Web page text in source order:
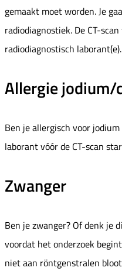
gemaakt moet worden. Je
radiodiagnostiek. De CT-
radiodiagnostisch laborant(e).
Allergie
Ben je allergisch voor
laborant vóór de CT-scan
Zwanger
Ben je zwanger? Of denk je
voordat het onderzoek
niet aan röntgenstralen